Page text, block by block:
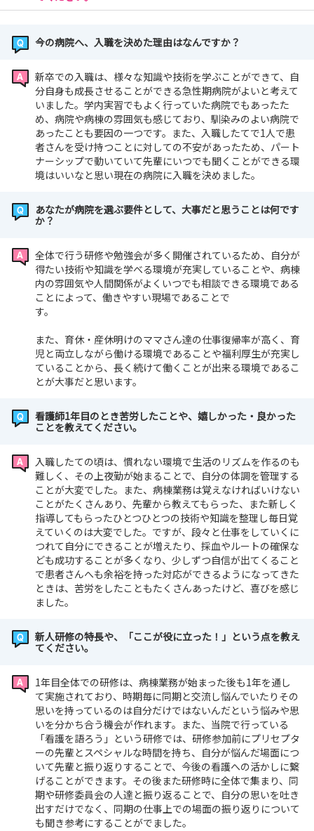
今の病院へ、入職を決めた理由はなんですか？
新卒での入職は、様々な知識や技術を学ぶことができて、自
分自身も成長させることができる急性期病院がよいと考えて
いました。学内実習でもよく行っていた病院でもあったた
め、病院や病棟の雰囲気も感じており、馴染みのよい病院で
あったことも要因の一つです。また、入職したてで1人で患
者さんを受け持つことに対しての不安があったため、パート
ナーシップで動いていて先輩にいつでも聞くことができる環
境はいいなと思い現在の病院に入職を決めました。
あなたが病院を選ぶ要件として、大事だと思うことは何です
か？
全体で行う研修や勉強会が多く開催されているため、自分が
得たい技術や知識を学べる環境が充実していることや、病棟
内の雰囲気や人間関係がよくいつでも相談できる環境である
ことによって、働きやすい現場であることで
す。
また、育休・産休明けのママさん達の仕事復帰率が高く、育
児と両立しながら働ける環境であることや福利厚生が充実し
ていることから、長く続けて働くことが出来る環境であるこ
とが大事だと思います。
看護師1年目のとき苦労したことや、嬉しかった・良かった
ことを教えてください。
入職したての頃は、慣れない環境で生活のリズムを作るのも
難しく、その上夜勤が始まることで、自分の体調を管理する
ことが大変でした。また、病棟業務は覚えなければいけない
ことがたくさんあり、先輩から教えてもらった、また新しく
指導してもらったひとつひとつの技術や知識を整理し毎日覚
えていくのは大変でした。ですが、段々と仕事をしていくに
つれて自分にできることが増えたり、採血やルートの確保な
ども成功することが多くなり、少しずつ自信が出てくること
で患者さんへも余裕を持った対応ができるようになってきた
ときは、苦労をしたこともたくさんあったけど、喜びを感じ
ました。
新人研修の特長や、「ここが役に立った！」という点を教え
てください。
1年目全体での研修は、病棟業務が始まった後も1年を通し
て実施されており、時期毎に同期と交流し悩んでいたりその
思いを持っているのは自分だけではないんだという悩みや思
いを分かち合う機会が作れます。また、当院で行っている
「看護を語ろう」という研修では、研修参加前にプリセプタ
ーの先輩とスペシャルな時間を持ち、自分が悩んだ場面につ
いて先輩と振り返りすることで、今後の看護への活かしに繋
げることができます。その後また研修時に全体で集まり、同
期や研修委員会の人達と振り返ることで、自分の思いを吐き
出すだけでなく、同期の仕事上での場面の振り返りについて
も聞き参考にすることがでました。